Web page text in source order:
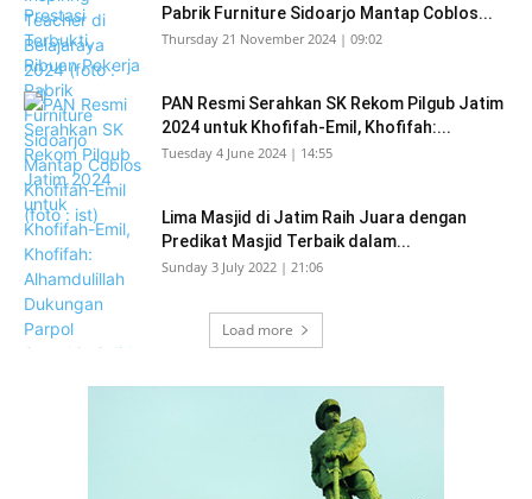
Pabrik Furniture Sidoarjo Mantap Coblos...
Thursday 21 November 2024 | 09:02
PAN Resmi Serahkan SK Rekom Pilgub Jatim
2024 untuk Khofifah-Emil, Khofifah:...
Tuesday 4 June 2024 | 14:55
Lima Masjid di Jatim Raih Juara dengan
Predikat Masjid Terbaik dalam...
Sunday 3 July 2022 | 21:06
Load more